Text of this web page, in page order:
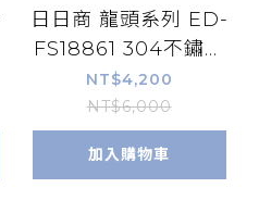
日日商 龍頭系列 ED-
FS18861 304不鏽鋼
無鉛龍頭
NT$4,200
NT$6,000
加入購物車